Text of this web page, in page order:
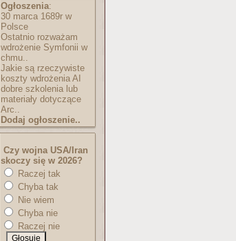
Ogłoszenia:
30 marca 1689r w
Polsce
Ostatnio rozważam
wdrożenie Symfonii w
chmu..
Jakie są rzeczywiste
koszty wdrożenia AI
dobre szkolenia lub
materiały dotyczące
Arc..
Dodaj ogłoszenie..
Czy wojna USA/Iran
skoczy się w 2026?
Raczej tak
Chyba tak
Nie wiem
Chyba nie
Raczej nie